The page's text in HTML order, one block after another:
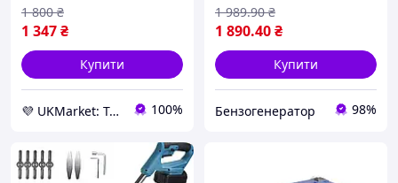
спортивного обладнання,
чорний
1 347₴
1 800 ₴
Купити
💜 UKMarket: Товари для дому та саду: тенти, штори, м'які вікна, меблі. Товари для спорту. Техніка 100%
1 890.40₴
1 989.90 ₴
Купити
Бензогенератор 98%